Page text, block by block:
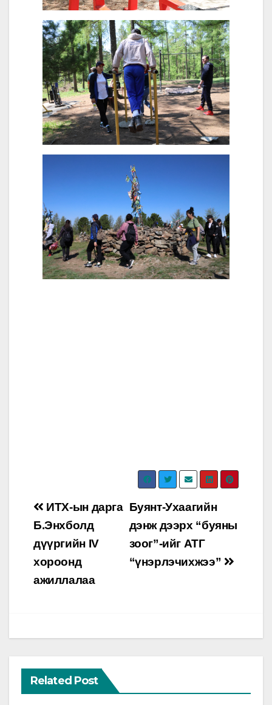
Post
navigation
Буянт-Ухаагийн
дэнж дээрх “буяны
зоог”-ийг АТГ
“үнэрлэчихжээ”
ИТХ-ын дарга
Б.Энхболд
дүүргийн IV
хороонд
ажиллалаа
Related Post